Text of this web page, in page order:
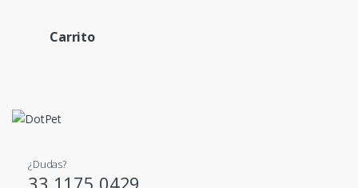
Carrito
¿Dudas?